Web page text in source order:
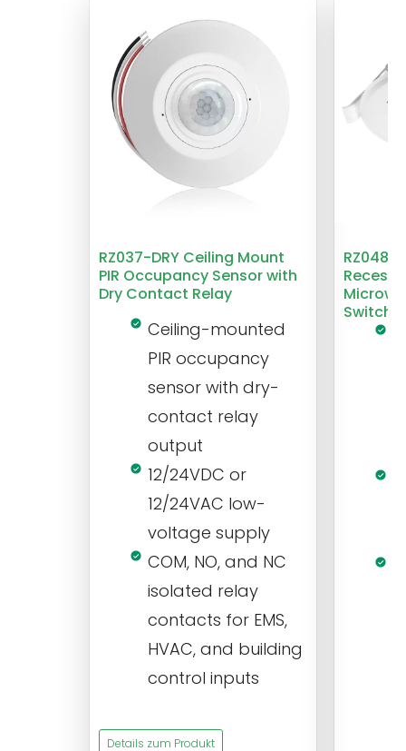
RZ037-DRY Ceiling Mount
PIR Occupancy Sensor with
Dry Contact Relay
Ceiling-mounted
PIR occupancy
sensor with dry-
contact relay
output
12/24VDC or
12/24VAC low-
voltage supply
COM, NO, and NC
isolated relay
contacts for EMS,
HVAC, and building
control inputs
Details zum Produkt
RZ048
Switch